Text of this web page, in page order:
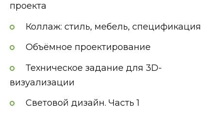
проекта
Коллаж: стиль, мебель, спецификация
Объёмное проектирование
Техническое задание для 3D-
визуализации
Световой дизайн. Часть 1